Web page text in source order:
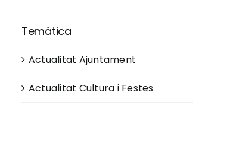
Temàtica
Actualitat Ajuntament
Actualitat Cultura i Festes